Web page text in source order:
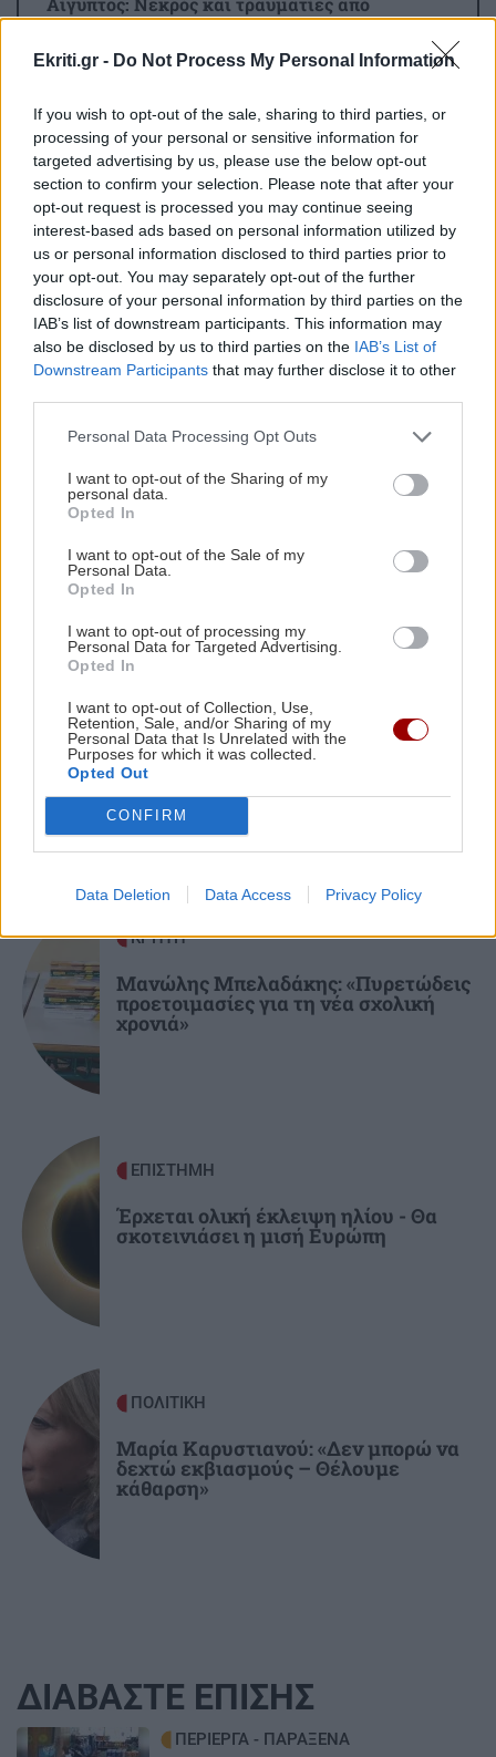
Ekriti.gr - Do Not Process My Personal Information
If you wish to opt-out of the sale, sharing to third parties, or
processing of your personal or sensitive information for
targeted advertising by us, please use the below opt-out
section to confirm your selection. Please note that after your
opt-out request is processed you may continue seeing
interest-based ads based on personal information utilized by
us or personal information disclosed to third parties prior to
your opt-out. You may separately opt-out of the further
disclosure of your personal information by third parties on the
IAB’s list of downstream participants. This information may
also be disclosed by us to third parties on the IAB’s List of
Downstream Participants that may further disclose it to other
Personal Data Processing Opt Outs
I want to opt-out of the Sharing of my
personal data.
Opted In
I want to opt-out of the Sale of my
Personal Data.
Opted In
I want to opt-out of processing my
Personal Data for Targeted Advertising.
Opted In
I want to opt-out of Collection, Use,
Retention, Sale, and/or Sharing of my
Personal Data that Is Unrelated with the
Purposes for which it was collected.
Opted Out
CONFIRM
Data Deletion Data Access Privacy Policy
Μανώλης Μπελαδάκης: «Πυρετώδεις
προετοιμασίες για τη νέα σχολική χρονιά»
11:35
ΕΠΙΣΤΗΜΗ
Έρχεται ολική έκλειψη ηλίου - Θα
σκοτεινιάσει η μισή Ευρώπη
11:24
ΠΟΛΙΤΙΚΗ
Μαρία Καρυστιανού: «Δεν μπορώ να δεχτώ
εκβιασμούς – Θέλουμε κάθαρση»
11:17
ΠΕΡΙΕΡΓΑ - ΠΑΡΑΞΕΝΑ
«Κάνε έναν αστείο χορό»: Βενζινάδικο έκανε
(βίντεο)
11:06
ΚΟΣΜΟΣ
Ρωσία: Κατέρριψε 456 ουκρανικά drones μέσα
GOSSIP - LIFESTYLE
Τούνη: Η ξεχωριστή έκπληξη για τα 33α
γενέθλιά της στις Μαλδίβες
Επιτήδειοι τηλεφωνούν ως υπάλληλοι του ΚΕΠ
Γαζίου και ξαφρίζουν λογαριασμούς
10:42
ΚΡΗΤΗ
ΒΟΑΚ: Σεπτέμβριο η παράδοση των 10,2 χλμ
του Νεάπολη - Άγιος Νικόλαος
Επικίνδυνα παιχνίδια ανηλίκων: Ανάβουν
φωτιά σε δασική περιοχή στο Πεντελικό για
«challenge» (βίντεο)
Όλες οι ειδήσεις
ΠΕΡΙΣΣΟΤΕΡΑ
ΚΟΣΜΟΣ
Αίγυπτος: Νεκρός και τραυματίες από
κατάρρευση στοάς ορυχείου
ΚΡΗΤΗ
Μανώλης Μπελαδάκης: «Πυρετώδεις
προετοιμασίες για τη νέα σχολική
χρονιά»
ΕΠΙΣΤΗΜΗ
Έρχεται ολική έκλειψη ηλίου - Θα
σκοτεινιάσει η μισή Ευρώπη
ΠΟΛΙΤΙΚΗ
Μαρία Καρυστιανού: «Δεν μπορώ να
δεχτώ εκβιασμούς – Θέλουμε
κάθαρση»
ΔΙΑΒΑΣΤΕ ΕΠΙΣΗΣ
Image ΠΕΡΙΕΡΓΑ - ΠΑΡΑΞΕΝΑ